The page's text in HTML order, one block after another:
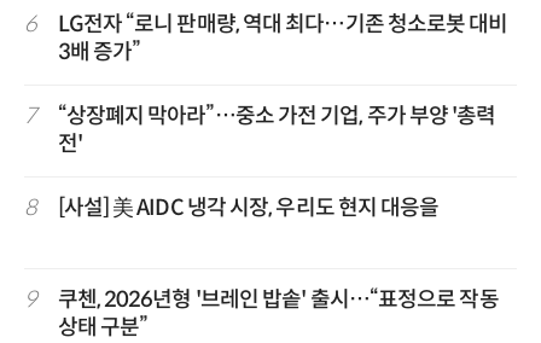
6
LG전자 “로니 판매량, 역대 최다…기존 청소로봇 대비
3배 증가”
7
“상장폐지 막아라”…중소 가전 기업, 주가 부양 '총력
전'
8 [사설] 美 AIDC 냉각 시장, 우리도 현지 대응을
9
쿠첸, 2026년형 '브레인 밥솥' 출시…“표정으로 작동
상태 구분”